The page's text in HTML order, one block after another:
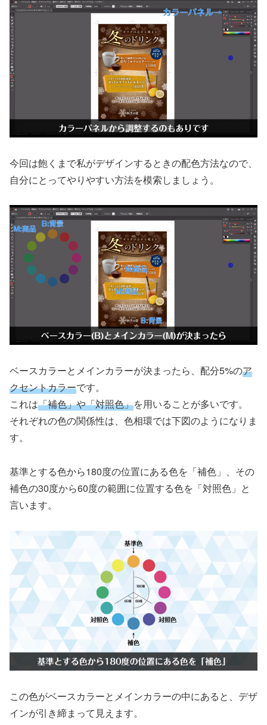
今回は飽くまで私がデザインするときの配色方法なので、
自分にとってやりやすい方法を模索しましょう。
ベースカラーとメインカラーが決まったら、配分5%のア
クセントカラーです。
これは「補色」や「対照色」を用いることが多いです。
それぞれの色の関係性は、色相環では下図のようになりま
す。
基準とする色から180度の位置にある色を「補色」、その
補色の30度から60度の範囲に位置する色を「対照色」と
言います。
この色がベースカラーとメインカラーの中にあると、デザ
インが引き締まって見えます。